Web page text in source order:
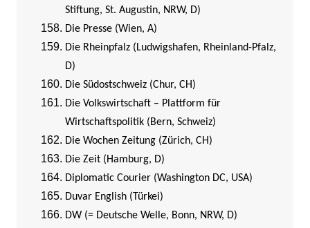
Stiftung, St. Augustin, NRW, D)
Die Presse (Wien, A)
Die Rheinpfalz (Ludwigshafen, Rheinland-Pfalz,
D)
Die Südostschweiz (Chur, CH)
Die Volkswirtschaft – Plattform für
Wirtschaftspolitik (Bern, Schweiz)
Die Wochen Zeitung (Zürich, CH)
Die Zeit (Hamburg, D)
Diplomatic Courier (Washington DC, USA)
Duvar English (Türkei)
DW (= Deutsche Welle, Bonn, NRW, D)